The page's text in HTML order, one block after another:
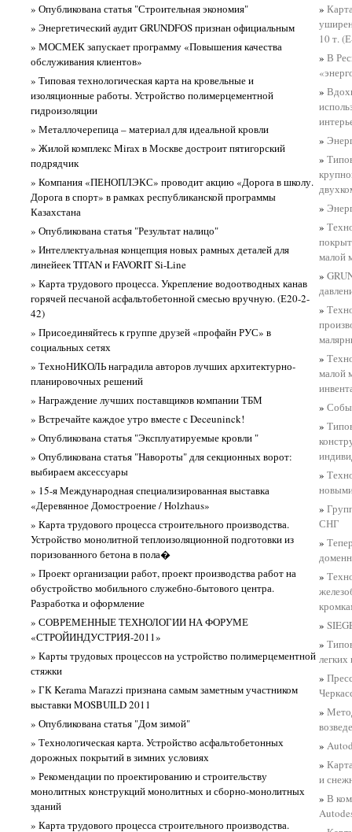
» Опубликована статья "Строительная экономия"
» Энергетический аудит GRUNDFOS признан официальным
» МОСМЕК запускает программу «Повышения качества
обслуживания клиентов»
» Типовая технологическая карта на кровельные и
изоляционные работы. Устройство полимерцементной
гидроизоляции
» Металлочерепица – материал для идеальной кровли
» Жилой комплекс Miraх в Москве достроит пятигорский
подрядчик
» Компания «ПЕНОПЛЭКС» проводит акцию «Дорога в школу.
Дорога в спорт» в рамках республиканской программы
Казахстана
» Опубликована статья "Результат налицо"
» Интеллектуальная концепция новых рамных деталей для
линейеек TITAN и FAVORIT Si-Line
» Карта трудового процесса. Укрепление водоотводных канав
горячей песчаной асфальтобетонной смесью вручную. (Е20-2-
42)
» Присоединяйтесь к группе друзей «профайн РУС» в
социальных сетях
» ТехноНИКОЛЬ наградила авторов лучших архитектурно-
планировочных решений
» Награждение лучших поставщиков компании ТБМ
» Встречайте каждое утро вместе с Deceuninck!
» Опубликована статья "Эксплуатируемые кровли "
» Опубликована статья "Навороты" для секционных ворот:
выбираем аксессуары
» 15-я Международная специализированная выставка
«Деревянное Домостроение / Holzhaus»
» Карта трудового процесса строительного производства.
Устройство монолитной теплоизоляционной подготовки из
поризованного бетона в пола�
» Проект организации работ, проект производства работ на
обустройство мобильного служебно-бытового центра.
Разработка и оформление
» СОВРЕМЕННЫЕ ТЕХНОЛОГИИ НА ФОРУМЕ
«СТРОЙИНДУСТРИЯ-2011»
» Карты трудовых процессов на устройство полимерцементной
стяжки
» ГК Kerama Marazzi признана самым заметным участником
выставки MOSBUILD 2011
» Опубликована статья "Дом зимой"
» Технологическая карта. Устройство асфальтобетонных
дорожных покрытий в зимних условиях
» Рекомендации по проектированию и строительству
монолитных конструкций монолитных и сборно-монолитных
зданий
» Карта трудового процесса строительного производства.
»
10 т.
» В
»
»
»
»
»
малой
»
»
»
малой
»
»
»
»
СНГ
»
»
»
»
»
»
»
»
и
» В